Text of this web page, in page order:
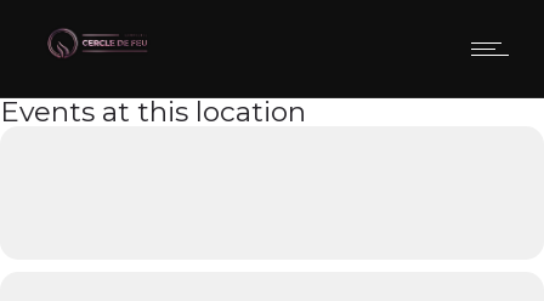
Events at this location